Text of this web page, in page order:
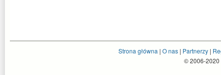
Strona główna | O nas| Partnerzy|
© 2006-2020